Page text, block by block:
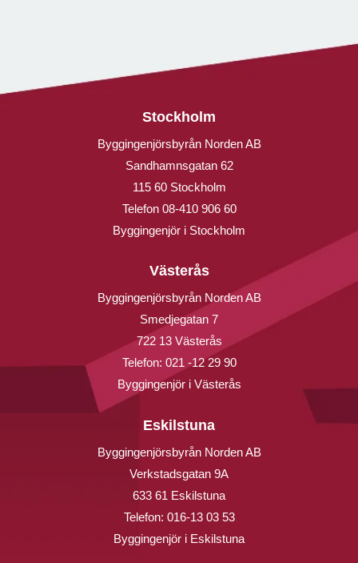
Stockholm
Byggingenjörsbyrån Norden AB
Sandhamnsgatan 62
115 60 Stockholm
Telefon 08-410 906 60
Byggingenjör i Stockholm
Västerås
Byggingenjörsbyrån Norden AB
Smedjegatan 7
722 13 Västerås
Telefon: 021 -12 29 90
Byggingenjör i Västerås
Eskilstuna
Byggingenjörsbyrån Norden AB
Verkstadsgatan 9A
633 61 Eskilstuna
Telefon: 016-13 03 53
Byggingenjör i Eskilstuna